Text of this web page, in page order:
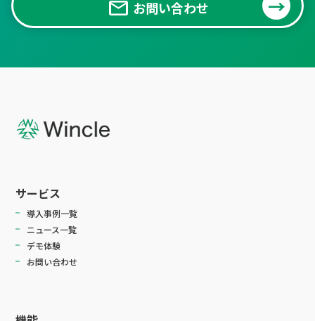
mail お問い合わせ
サービス
導入事例一覧
ニュース一覧
デモ体験
お問い合わせ